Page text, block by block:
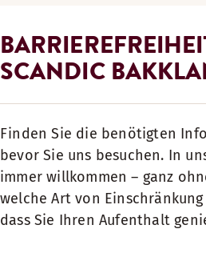
SCANDIC
Finden Sie die benötigten
bevor Sie uns besuchen. In
immer willkommen – ganz
welche Art von
dass Sie Ihren Aufenthalt